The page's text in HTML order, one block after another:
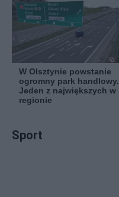
W Olsztynie powstanie
ogromny park handlowy.
Jeden z największych w
regionie
Sport